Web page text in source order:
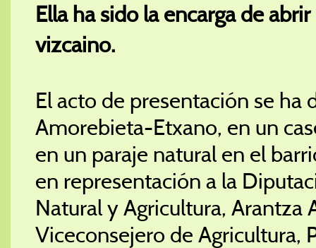
Ella ha sido la encarga de
vizcaino.
El acto de presentación se ha
Amorebieta-Etxano, en un
en un paraje natural en el
en representación a la
Natural y Agricultura, Arantza
Viceconsejero de Agricultura,